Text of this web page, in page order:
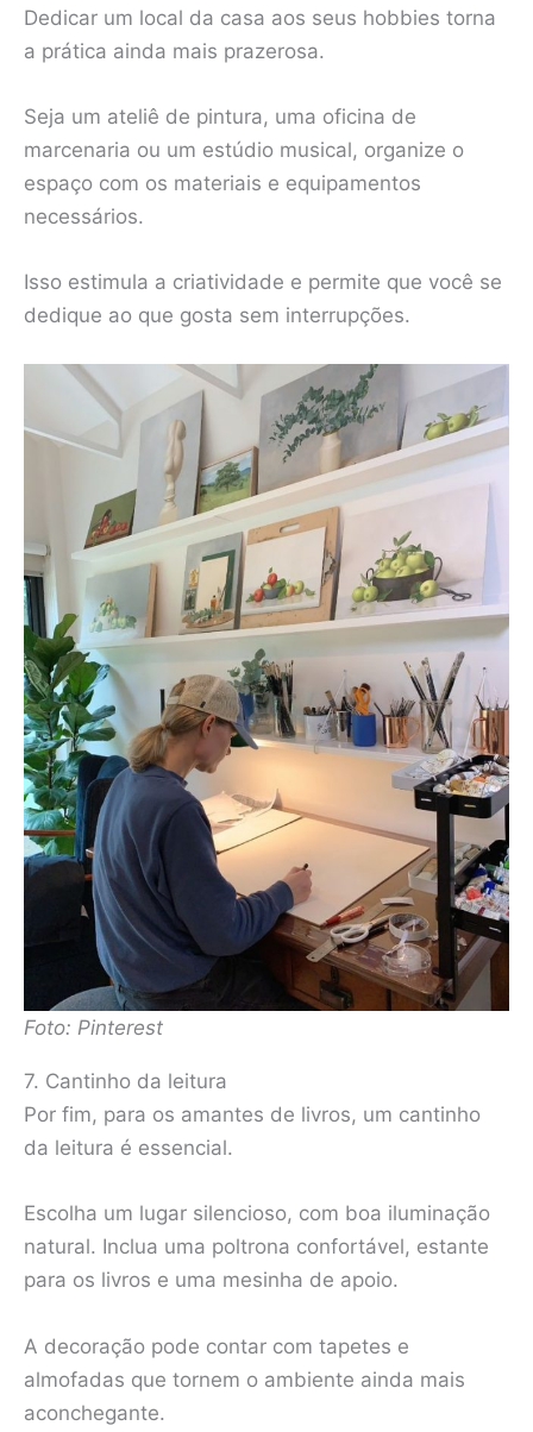
Dedicar um local da casa aos seus hobbies torna
a prática ainda mais prazerosa.
Seja um ateliê de pintura, uma oficina de
marcenaria ou um estúdio musical, organize o
espaço com os materiais e equipamentos
necessários.
Isso estimula a criatividade e permite que você se
dedique ao que gosta sem interrupções.
Foto: Pinterest
7. Cantinho da leitura
Por fim, para os amantes de livros, um cantinho
da leitura é essencial.
Escolha um lugar silencioso, com boa iluminação
natural. Inclua uma poltrona confortável, estante
para os livros e uma mesinha de apoio.
A decoração pode contar com tapetes e
almofadas que tornem o ambiente ainda mais
aconchegante.